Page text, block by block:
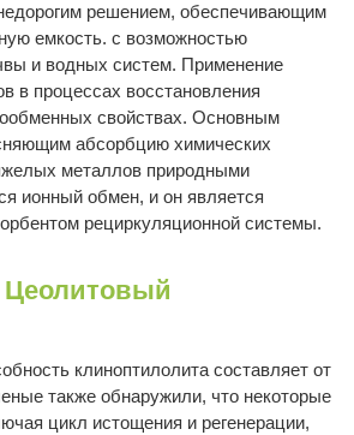
решением, обеспечивающим
емкость. с возможностью
и водных систем. Применение
в процессах восстановления
свойствах. Основным
абсорбцию химических
металлов природными
ионный обмен, и он является
рециркуляционной системы.
Цеолитовый
клиноптилолита составляет от
также обнаружили, что некоторые
цикл истощения и регенерации,